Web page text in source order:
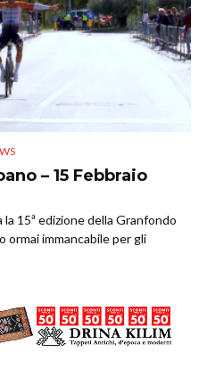
– 15 Febbraio
15ª edizione della Granfondo
ormai immancabile per gli